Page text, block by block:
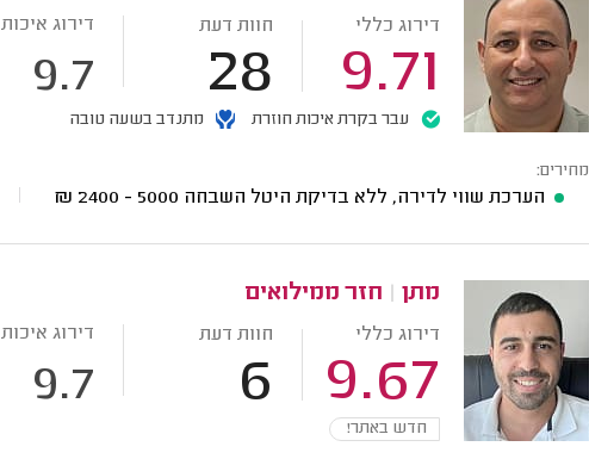
דירוג כללי
9.71
חוות דעת
28
דירוג איכות
9.7
עבר בקרת איכות חוזרת מתנדב בשעה טובה
מחירים:
הערכת שווי לדירה, ללא בדיקת היטל השבחה 5000 - 2400
₪
מתן חזר ממילואים
דירוג כללי
9.67
חוות דעת
6
דירוג איכות
9.7
חדש באתר!